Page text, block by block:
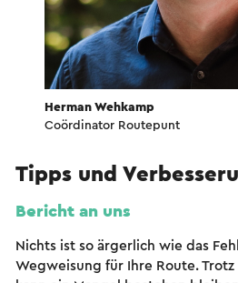
Herman Wehkamp
Coördinator Routepunt
Tipps und
Bericht an uns
Nichts ist so ärgerlich wie das
Wegweisung für Ihre Route.